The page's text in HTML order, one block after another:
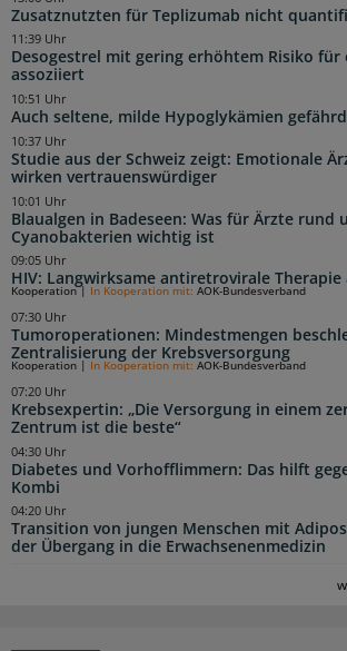
Zusatznutzten für Teplizumab nicht
Desogestrel mit gering erhöhtem Risiko für
assoziiert
11:39 Uhr
Auch seltene, milde Hypoglykämien
10:51 Uhr
Studie aus der Schweiz zeigt: Emotionale
wirken vertrauenswürdiger
10:37 Uhr
Blaualgen in Badeseen: Was für Ärzte rund
Cyanobakterien wichtig ist
10:01 Uhr
HIV: Langwirksame antiretrovirale Therapie
09:05 Uhr
Tumoroperationen: Mindestmengen
Zentralisierung der Krebsversorgung
Kooperation| In Kooperation mit: AOK-Bundesverband
07:30 Uhr
Krebsexpertin: „Die Versorgung in einem
Zentrum ist die beste“
Kooperation | In Kooperation mit: AOK-Bundesverband
07:20 Uhr
Diabetes und Vorhofflimmern: Das hilft
Kombi
04:30 Uhr
Transition von jungen Menschen mit
der Übergang in die Erwachsenenmedizin
04:20 Uhr